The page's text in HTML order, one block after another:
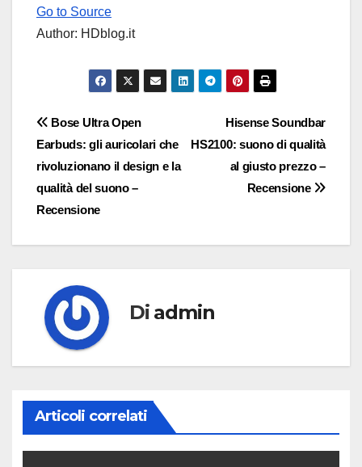
Go to Source
Author: HDblog.it
Navigazione
articoli
Hisense Soundbar
HS2100: suono di qualità
al giusto prezzo –
Recensione
Bose Ultra Open
Earbuds: gli auricolari che
rivoluzionano il design e la
qualità del suono –
Recensione
Di admin
Articoli correlati